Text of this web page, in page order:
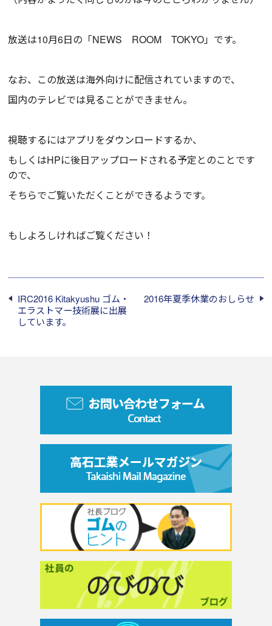
放送は10月6日の「NEWS ROOM TOKYO」です。
なお、この放送は海外向けに配信されていますので、
国内のテレビでは見ることができません。
視聴するにはアプリをダウンロードするか、
もしくはHPに後日アップロードされる予定とのことです
ので、
そちらでご覧いただくことができるようです。
もしよろしければご覧ください！
IRC2016 Kitakyushu ゴム・
エラストマー技術展に出展
しています。
2016年夏季休業のおしらせ